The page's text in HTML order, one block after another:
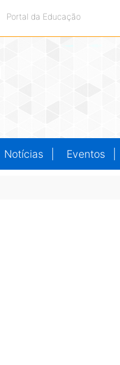
Portal da Educação
Notícias Eventos